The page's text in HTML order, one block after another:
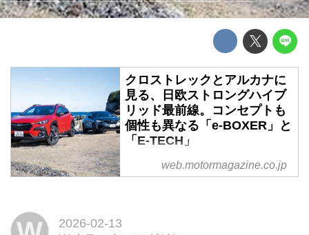
クロストレックとアルカナに
見る、日欧ストロングハイブ
リッド最前線。コンセプトも
個性も異なる「e-BOXER」と
「E-TECH」
BEVへの注目度の過熱ぶりもひと
段落した昨今、再びストロングハ
web.motormagazine.co.jp
2026-02-13